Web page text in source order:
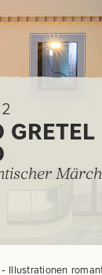
GRETEL
Illustrationen